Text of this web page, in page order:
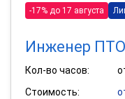
-17% до 17 августа
Инженер ПТО
Кол-во часов:
Стоимость: